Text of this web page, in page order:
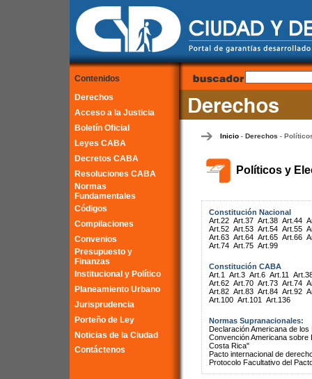
Contenidos
Derechos
Acceso a la Justicia
Boletín Oficial
Leyes CABA
Decretos CABA
Resoluciones CABA
Normas
Fundamentales
Códigos
Compilaciones
Convenios
Presupuesto y
Finanzas
Institucional y Político
Planeamiento Urbano
Jurisprudencia
Porteño de Ley
Noticias de la Ciudad
Contáctenos
Inicio- Derechos -
Políticos y
Constitución Nacional
Art.22 Art.37 Art.38 Art.44
Art.52 Art.53 Art.54 Art.55
Art.63 Art.64 Art.65 Art.66
Art.74 Art.75 Art.99
Constitución CABA
Art.1
Art.3 Art.6 Art.11
Art.62 Art.70 Art.73 Art.74
Art.82 Art.83 Art.84 Art.92
Art.100 Art.101 Art.136
Normas Supranacionales:
Declaración Americana de
Convención Americana
Costa Rica"
Pacto internacional de
Protocolo Facultativo del